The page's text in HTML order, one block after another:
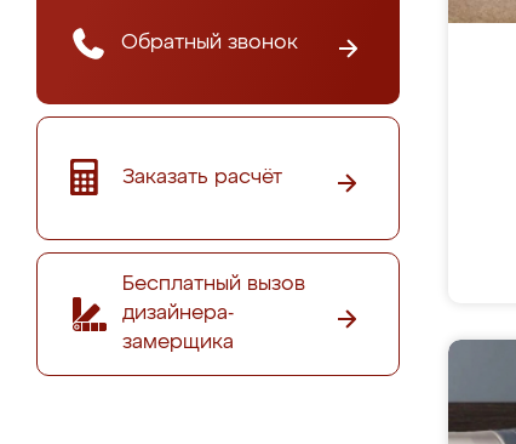
Обратный звонок
Заказать расчёт
Бесплатный вызов
дизайнера-
замерщика